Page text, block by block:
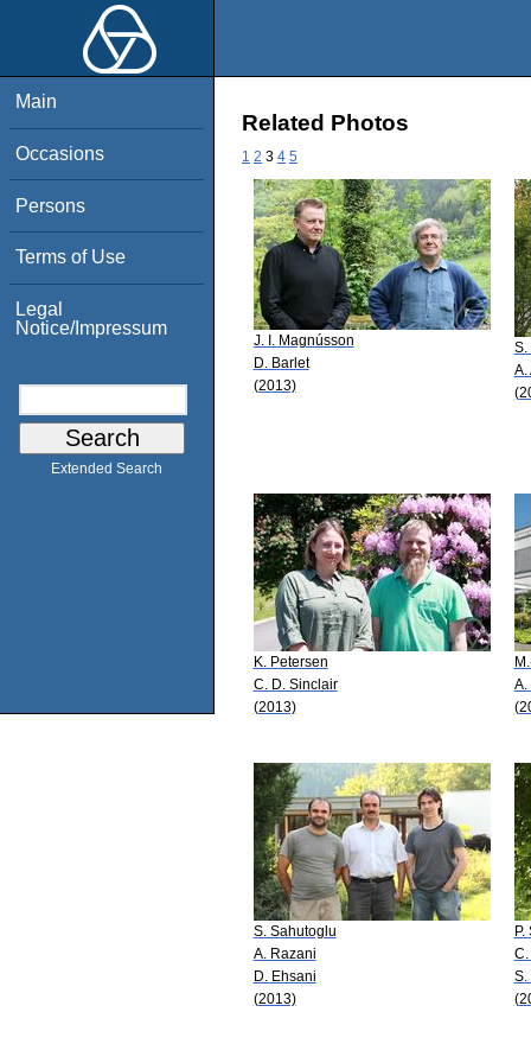
Main
Occasions
Persons
Terms of Use
Legal
Notice/Impressum
Extended Search
Related Photos
1 2 3 4 5
J. I. Magnússon
D. Barlet
(2013)
S.
A.
K. Petersen
C. D. Sinclair
(2013)
A.
S. Sahutoglu
A. Razani
D. Ehsani
(2013)
S.